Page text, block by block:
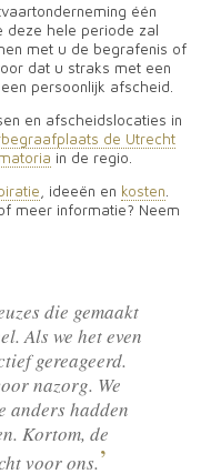
één
deze hele periode zal
met u de begrafenis of
dat u straks met een
persoonlijk afscheid.
en afscheidslocaties in
de Utrecht
in de regio.
, ideeën en kosten
meer informatie? Neem
die gemaakt
Als we het even
gereageerd.
nazorg. We
anders hadden
Kortom, de
voor ons.